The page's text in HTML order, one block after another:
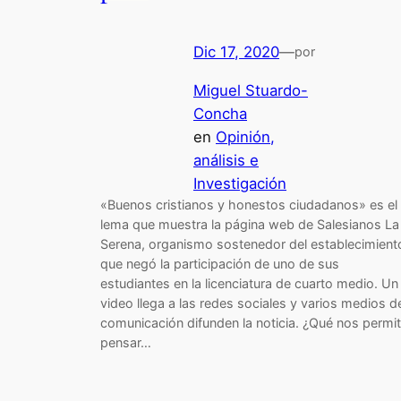
Dic 17, 2020—por
Miguel Stuardo-
Concha
en Opinión,
análisis e
Investigación
«Buenos cristianos y honestos ciudadanos» es el
lema que muestra la página web de Salesianos La
Serena, organismo sostenedor del
que negó la participación de uno de sus
estudiantes en la licenciatura de cuarto medio. Un
video llega a las redes sociales y varios medios
comunicación difunden la noticia. ¿Qué nos
pensar…